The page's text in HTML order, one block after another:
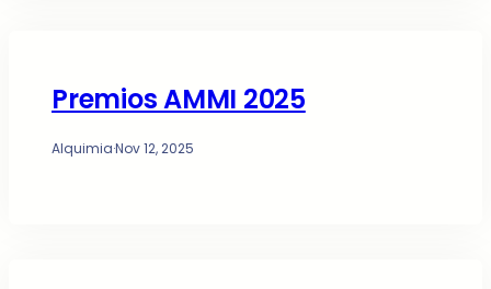
Premios AMMI 2025
Alquimia·Nov 12, 2025